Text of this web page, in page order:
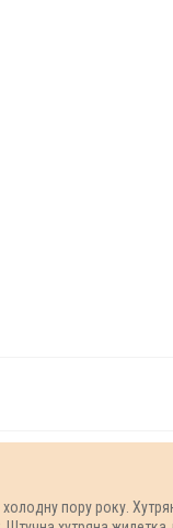
пору року.